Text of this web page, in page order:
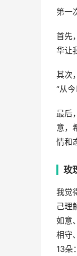
第一
首先
华让
其次
“从
最后
意，
情和
玫
我觉
己理
如意
相守
13朵